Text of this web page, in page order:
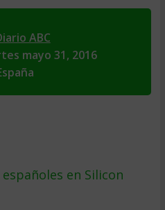
ABC
mayo 31, 2016
en Silicon